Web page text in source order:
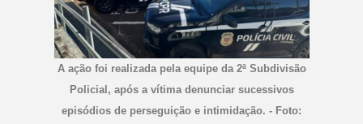
A ação foi realizada pela equipe da 2ª Subdivisão
Policial, após a vítima denunciar sucessivos
episódios de perseguição e intimidação. - Foto: